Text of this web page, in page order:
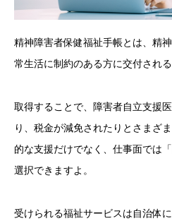
精神障害者保健福祉手帳とは、精
常生活に制約のある方に交付される
取得することで、障害者自立支援
り、税金が減免されたりとさまざ
的な支援だけでなく、仕事面では
選択できますよ。
受けられる福祉サービスは自治体